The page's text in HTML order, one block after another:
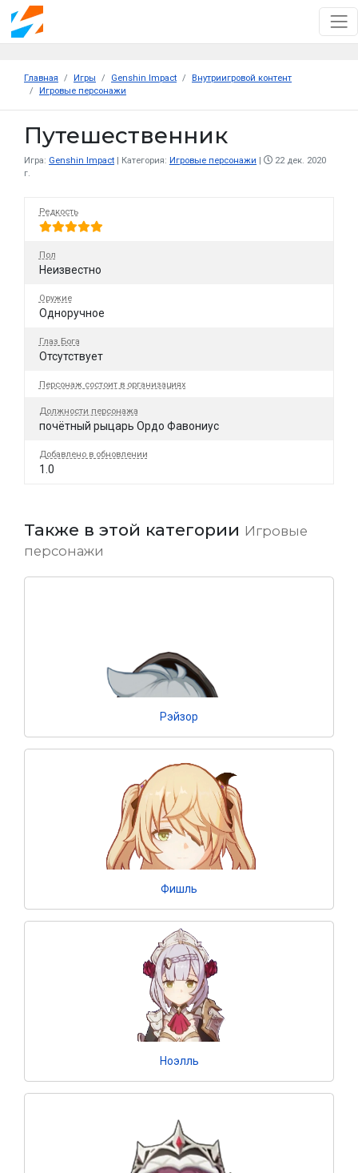
Главная Игры Genshin Impact
Внутриигровой контент
Игровые персонажи
Путешественник
Игра: Genshin Impact Категория: Игровые персонажи
22 дек. 2020
г.
Редкость
Пол
Неизвестно
Оружие
Одноручное
Глаз Бога
Отсутствует
Персонаж состоит в организациях
Должности персонажа
почётный рыцарь Ордо Фавониус
Добавлено в обновлении
1.0
Также в этой категории Игровые
персонажи
Рэйзор
Фишль
Ноэлль